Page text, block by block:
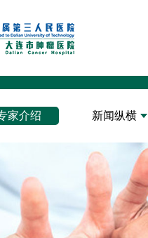
家介绍 新闻纵横